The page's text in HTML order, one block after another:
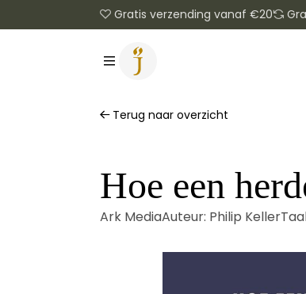
Gratis verzending vanaf €20
Terug naar overzicht
Hoe een
Ark MediaAuteur: Philip Keller